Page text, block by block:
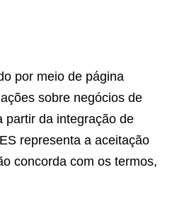
por meio de página
sobre negócios de
partir da integração de
representa a aceitação
concorda com os termos,